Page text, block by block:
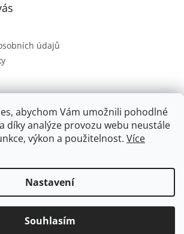
abychom Vám umožnili pohodlné
díky analýze provozu webu neustále
výkon a použitelnost. Více
Nastavení
Souhlasím
údajů
lhota. Všechna práva vyhrazena.
Upravit nastavení cookies